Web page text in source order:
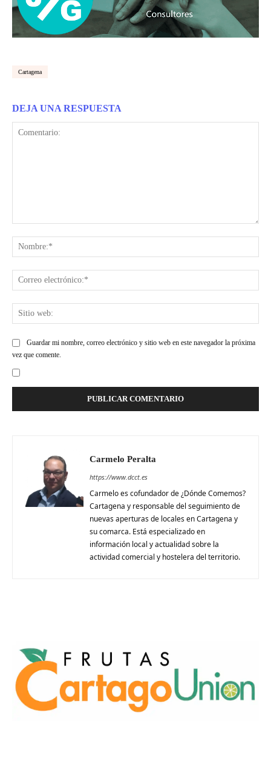
Cartagena
DEJA UNA RESPUESTA
Guardar mi nombre, correo electrónico y sitio web en este navegador la próxima
vez que comente.
Carmelo Peralta
https://www.dcct.es
Carmelo es cofundador de ¿Dónde Comemos?
Cartagena y responsable del seguimiento de
nuevas aperturas de locales en Cartagena y
su comarca. Está especializado en
información local y actualidad sobre la
actividad comercial y hostelera del territorio.